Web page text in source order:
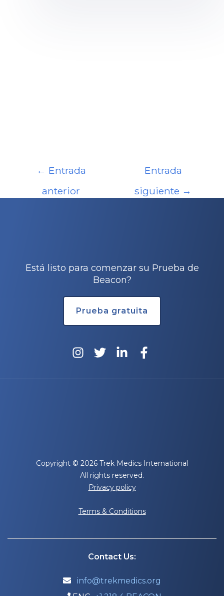
entradas
← Entrada
anterior
Entrada
siguiente →
Está listo para comenzar su Prueba de
Beacon?
Prueba gratuita
Copyright © 2026 Trek Medics International
All rights reserved.
Privacy policy
Terms & Conditions
Contact Us:
 info@trekmedics.org